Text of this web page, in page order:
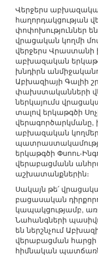
Վերջերս
հաղորդակցության
փոփոխություններ
վրացական կողմի
վերջերս Վրաստանի
աբխազական
խնդիրն
Աբխազիայի Գալիի
փախստականների
ներկայումս
տալով երկաթգծի
վերագործարկմանը,
աբխազական
երկաթգծի Փսոու-
վերաբացմանն
աշխատանքներին։
Սակայն թե՛
բացասական
կապակցությամբ,
Նահանգների
են ներշնչում
վերաբացման հարցի
հիմնական